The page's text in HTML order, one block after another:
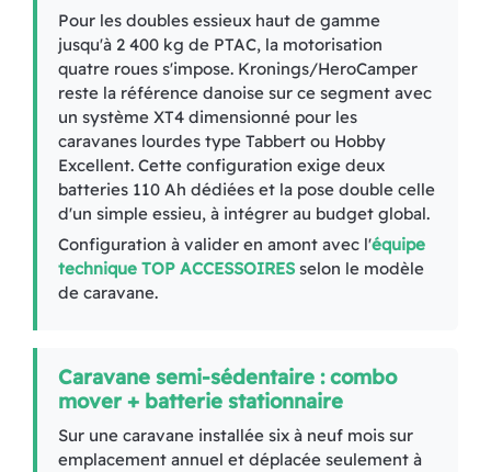
Pour les doubles essieux haut de gamme
jusqu'à 2 400 kg de PTAC, la motorisation
quatre roues s'impose. Kronings/HeroCamper
reste la référence danoise sur ce segment avec
un système XT4 dimensionné pour les
caravanes lourdes type Tabbert ou Hobby
Excellent. Cette configuration exige deux
batteries 110 Ah dédiées et la pose double celle
d'un simple essieu, à intégrer au budget global.
Configuration à valider en amont avec l'équipe
technique TOP ACCESSOIRESselon le modèle
de caravane.
Caravane semi-sédentaire : combo
mover + batterie stationnaire
Sur une caravane installée six à neuf mois sur
emplacement annuel et déplacée seulement à